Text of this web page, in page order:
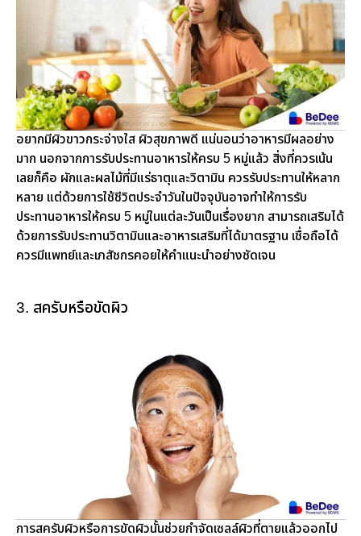
อยากมีผิวขาวกระจ่างใส ผิวสุขภาพดี แน่นอนว่าอาหารมีผลอย่าง
มาก นอกจากการรับประทานอาหารให้ครบ 5 หมู่แล้ว สิ่งที่ควรเน้น
เลยก็คือ ผักและผลไม้ที่มีแร่ธาตุและวิตามิน ควรรับประทานให้หลาก
หลาย แต่ด้วยการใช้ชีวิตประจำวันในปัจจุบันอาจทำให้การรับ
ประทานอาหารให้ครบ 5 หมู่ในแต่ละวันเป็นเรื่องยาก สามารถเสริมได้
ด้วยการรับประทานวิตามินและอาหารเสริมที่ได้มาตรฐาน เชื่อถือได้
ควรมีแพทย์และเภสัชกรคอยให้คำแนะนำอย่างชัดเจน
3. สครับหรือขัดผิว
การสครับผิวหรือการขัดผิวนั้นช่วยกำจัดเซลล์ผิวที่ตายแล้วออกไป